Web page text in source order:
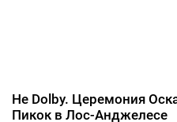
Не Dolby. Церемония
Пикок в Лос-Анджелесе